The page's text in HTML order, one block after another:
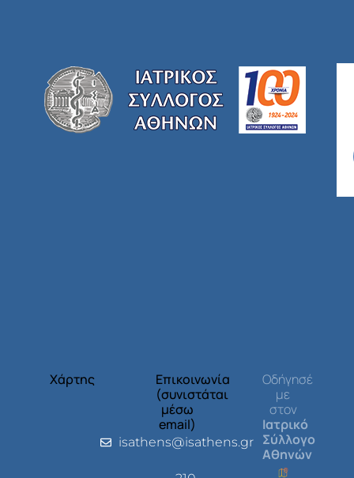
Χάρτης
Επικοινωνία
(συνιστάται
μέσω
email)
isathens@isathens.gr
Οδήγησέ
με
στον
Ιατρικό
Σύλλογο
Αθηνών